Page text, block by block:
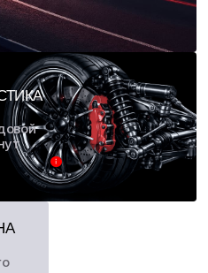
счет (1
в наш сервис.
ремонта, ловите